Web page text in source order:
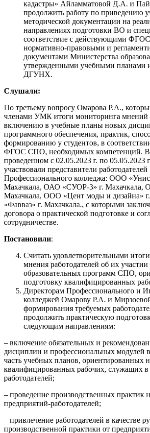
кадастры» Айламматовой Д.А. и
продолжить работу по приведению
методической документации на
направлениях подготовки ВО и
соответствие с действующими
нормативно-правовыми и
документами Министерства
утвержденными учебными планами
ДГУНХ.
Слушали:
По третьему вопросу Омарова Р.А.,
членами УМК итоги мониторинга мнений
включению в учебные планы новых
программного обеспечения, практик,
формированию у студентов, в
ФГОС СПО, необходимых компетенций. В
проведенном с 02.05.2023 г. по 05.05.2023
участвовали представители работодателей
Профессионального колледжа: ООО
Махачкала, ОАО «СУОР-3» г.
Махачкала, ООО «Цент моды и дизайна»
«Фавваз» г. Махачкала., с которыми
договора о практической подготовке и
сотрудничестве.
Постановили:
Считать удовлетворительными
мнения работодателей об их участии
образовательных программ СПО,
подготовку квалифицированных
Директорам Профессионального и
колледжей Омарову Р.А. и
формирования требуемых
продолжить практическую
следующим направлениям:
– включение обязательных и
дисциплин и профессиональных модулей
часть учебных планов, ориентированных
квалифицированных рабочих, служащих в
работодателей;
– проведение производственных практик
предприятий-работодателей;
– привлечение работодателей в качестве
производственной практики от